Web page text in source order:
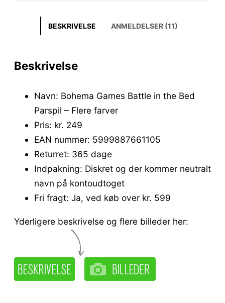
BESKRIVELSE ANMELDELSER (11)
Beskrivelse
Navn: Bohema Games Battle in the Bed
Parspil – Flere farver
Pris: kr. 249
EAN nummer: 5999887661105
Returret: 365 dage
Indpakning: Diskret og der kommer neutralt
navn på kontoudtoget
Fri fragt: Ja, ved køb over kr. 599
Yderligere beskrivelse og flere billeder her: